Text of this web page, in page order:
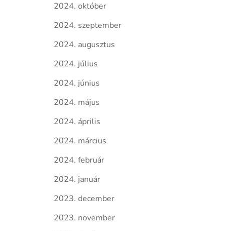
2024. október
2024. szeptember
2024. augusztus
2024. július
2024. június
2024. május
2024. április
2024. március
2024. február
2024. január
2023. december
2023. november